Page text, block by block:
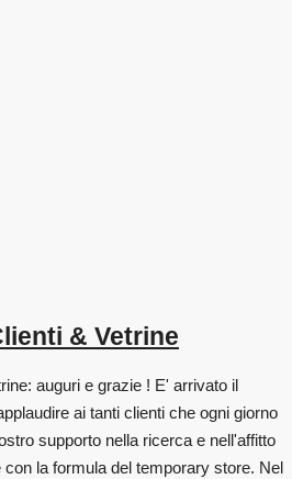
& Vetrine
auguri e grazie ! E' arrivato il
ai tanti clienti che ogni giorno
supporto nella ricerca e nell'affitto
la formula del temporary store. Nel